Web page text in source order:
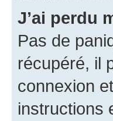
J’ai perdu
Pas de
récupéré, il
connexion
instructions